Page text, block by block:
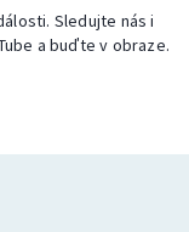
Sledujte nás i
a buďte v obraze.